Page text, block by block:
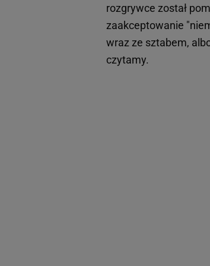
rozgrywce został
zaakceptowanie
wraz ze sztabem,
czytamy.